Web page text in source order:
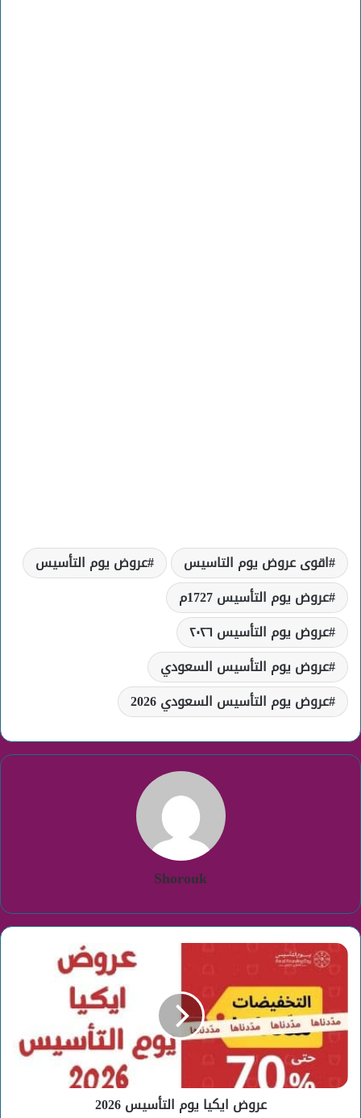
اقوى عروض يوم التاسيس
عروض يوم التأسيس
عروض يوم التأسيس 1727م
عروض يوم التأسيس ٢٠٢٦
عروض يوم التأسيس السعودي
عروض يوم التأسيس السعودي 2026
Shorouk
عروض
ايكيا
التأسيس
2026
عروض ايكيا يوم التأسيس 2026